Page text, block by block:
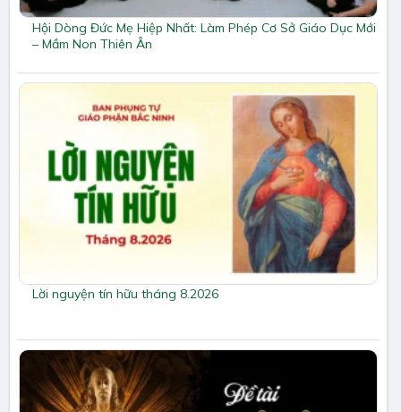
Hội Dòng Đức Mẹ Hiệp Nhất: Làm Phép Cơ Sở Giáo Dục Mới
– Mầm Non Thiên Ân
Lời nguyện tín hữu tháng 8.2026